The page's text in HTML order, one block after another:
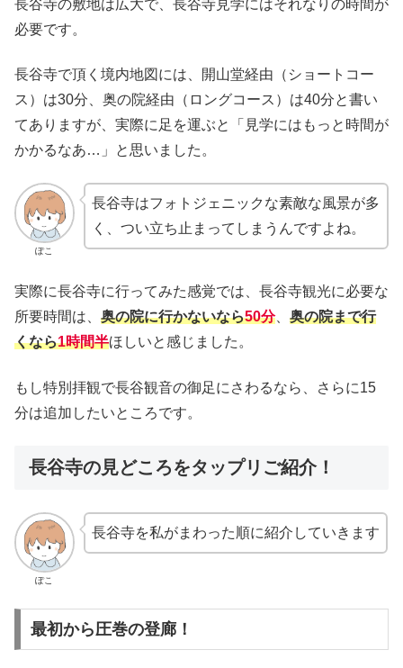
長谷寺の敷地は広大で、長谷寺見学にはそれなりの時間が
必要です。
長谷寺で頂く境内地図には、開山堂経由（ショートコー
ス）は30分、奥の院経由（ロングコース）は40分と書い
てありますが、実際に足を運ぶと「見学にはもっと時間が
かかるなあ…」と思いました。
ぽこ
長谷寺はフォトジェニックな素敵な風景が多
く、つい立ち止まってしまうんですよね。
実際に長谷寺に行ってみた感覚では、長谷寺観光に必要な
所要時間は、 奥の院に行かないなら50分、 奥の院まで行
くなら1時間半ほしいと感じました。
もし特別拝観で長谷観音の御足にさわるなら、さらに15
分は追加したいところです。
長谷寺の見どころをタップリご紹介！
ぽこ
長谷寺を私がまわった順に紹介していきます
最初から圧巻の登廊！